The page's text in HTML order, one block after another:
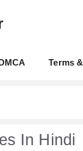
Terms
In Hindi